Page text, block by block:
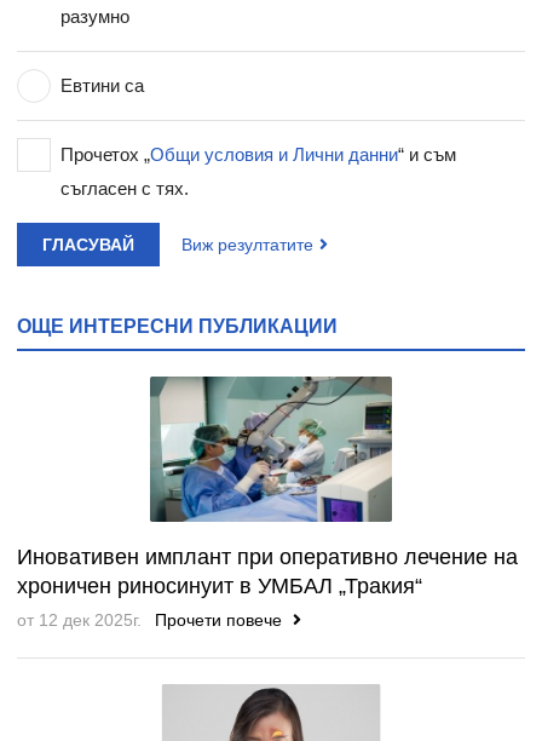
разумно
Евтини са
Прочетох „Общи условия и Лични данни“ и съм
съгласен с тях.
ГЛАСУВАЙ Виж резултатите
ОЩЕ ИНТЕРЕСНИ ПУБЛИКАЦИИ
Иновативен имплант при оперативно лечение на
хроничен риносинуит в УМБAЛ „Тракия“
от 12 дек 2025г. Прочети повече